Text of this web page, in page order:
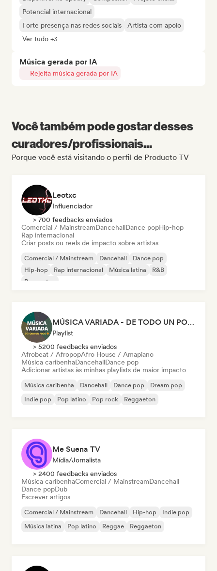
Potencial internacional
Forte presença nas redes sociais
Artista com apoio
Ver tudo +3
Música gerada por IA
Rejeita música gerada por IA
Você também pode gostar desses
curadores/profissionais...
Porque você está visitando o perfil de Producto TV
Leotxc
Influenciador
> 700 feedbacks enviados
Comercial / MainstreamDancehallDance popHip-hop
Rap internacional
Criar posts ou reels de impacto sobre artistas
Comercial / Mainstream Dancehall
Dance pop
Hip-hop
Rap internacional Música latina
R&B
Reggaeton
MÚSICA VARIADA - DE TODO UN POCO
Playlist
> 5200 feedbacks enviados
Afrobeat / AfropopAfro House / Amapiano
Música caribenhaDancehallDance pop
Adicionar artistas às minhas playlists de maior impacto
Música caribenha Dancehall Dance pop
Dream pop
Indie pop
Pop latino Pop rock Reggaeton
Me Suena TV
Mídia/Jornalista
> 2400 feedbacks enviados
Música caribenhaComercial / MainstreamDancehall
Dance popDub
Escrever artigos
Comercial / Mainstream Dancehall Hip-hop
Indie pop
Música latina
Pop latino Reggae Reggaeton